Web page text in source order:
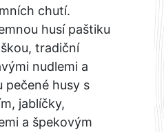
chutí.
husí paštiku
tradiční
nudlemi a
husy s
jablíčky,
a špekovým